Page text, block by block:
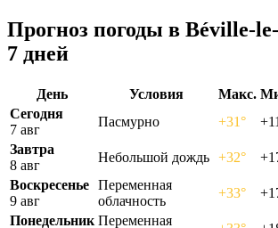
Прогноз погоды в Béville-
7 дней
День Условия Макс.
Сегодня
7 авг
Пасмурно +31°
Завтра
8 авг
Небольшой дождь +32°
Воскресенье
9 авг
Переменная
облачность
+33°
Понедельник Переменная